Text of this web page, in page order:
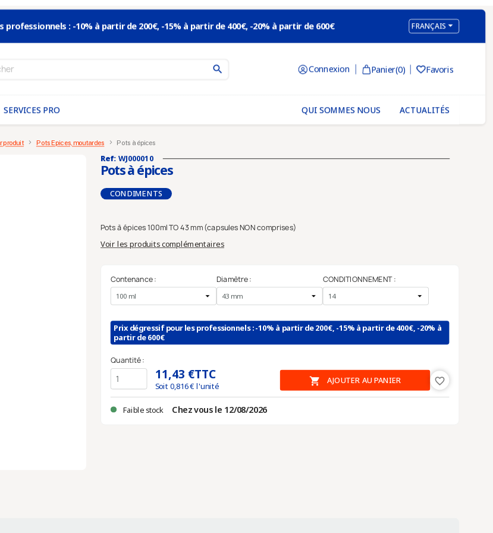
professionnels : -10% à partir de 200€, -15% à partir de 400€, -20% à partir de 600€ FRANÇAIS
search Connexion Panier(0) Favoris
SERVICES PRO ACTUALITÉS
QUI SOMMES NOUS
produit Pots Epices, moutardes Pots à épices
Ref: WJ000010
Pots à épices
CONDIMENTS
Pots à épices 100ml TO 43 mm (capsules NON comprises)
Voir les produits complémentaires
Contenance : Diamètre : CONDITIONNEMENT :
Prix dégressif pour les professionnels : -10% à partir de 200€, -15% à partir de 400€, -20% à
partir de 600€
Quantité :
11,43 €TTC
Soit 0,816€ l'unité  AJOUTER AU PANIER favorite_border
Faible stock Chez vous le 12/08/2026